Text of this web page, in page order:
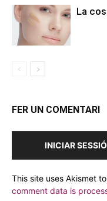
La
FER UN COMENTARI
INICIAR
This site uses Akismet
comment data is